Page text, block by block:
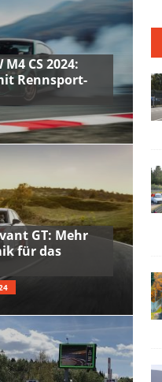
CS 2024:
Rennsport-
GT: Mehr
für das